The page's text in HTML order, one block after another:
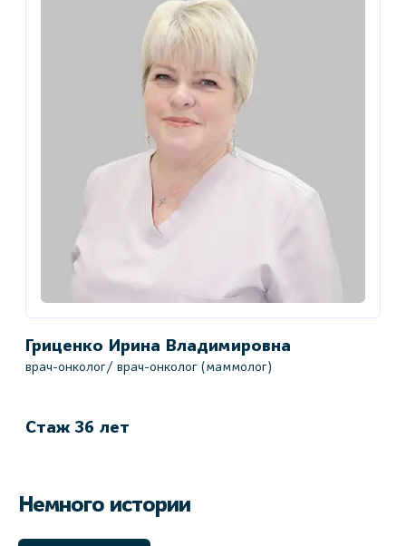
Гриценко Ирина Владимировна
врач-онколог/ врач-онколог (маммолог)
Стаж 36 лет
Немного истории